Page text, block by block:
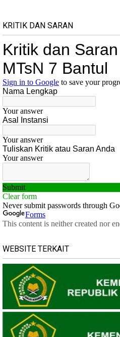
KRITIK DAN SARAN
WEBSITE TERKAIT